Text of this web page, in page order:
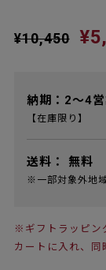
¥10,450
納期：2～4
【在庫限り】
送料： 無料
※一部対象外地
※ギフトラッピン
カートに入れ、同